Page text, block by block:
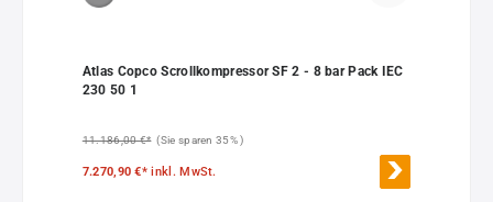
Atlas Copco Scrollkompressor SF 2 - 8 bar Pack IEC
230 50 1
11.186,00 €* (Sie sparen 35% )
7.270,90 €*inkl. MwSt.